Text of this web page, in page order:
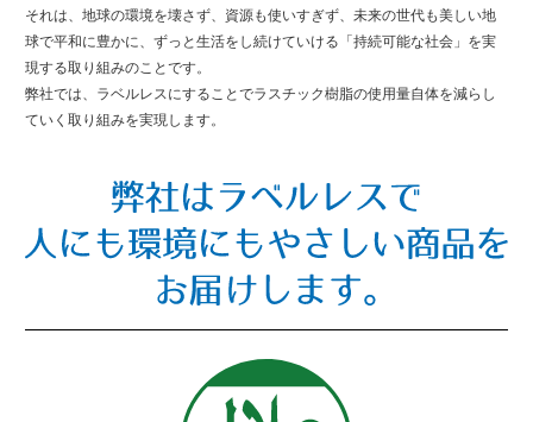
それは、地球の環境を壊さず、資源も使いすぎず、未来の世代も美しい地
球で平和に豊かに、ずっと生活をし続けていける「持続可能な社会」を実
現する取り組みのことです。
弊社では、ラベルレスにすることでラスチック樹脂の使用量自体を減らし
ていく取り組みを実現します。